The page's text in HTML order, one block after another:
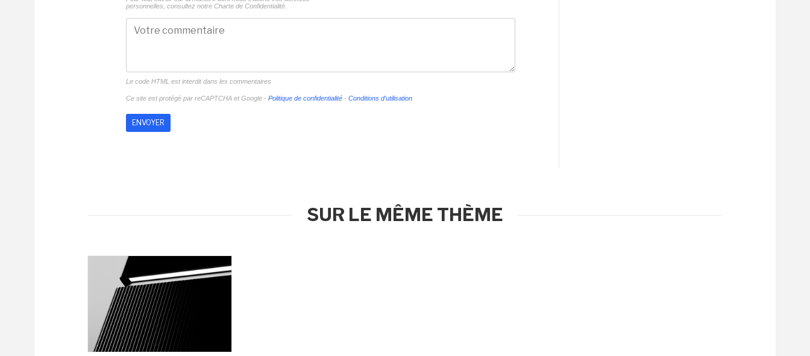
personnelles, consultez notre Charte de Confidentialité.
Le code HTML est interdit dans les commentaires
Ce site est protégé par reCAPTCHA et Google - Politique de confidentialité - Conditions d'utilisation
SUR LE MÊME THÈME